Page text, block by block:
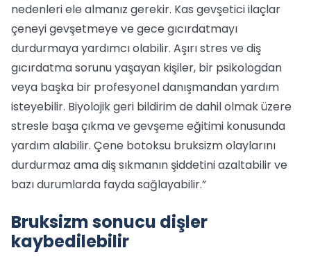
nedenleri ele almanız gerekir. Kas gevşetici ilaçlar
çeneyi gevşetmeye ve gece gıcırdatmayı
durdurmaya yardımcı olabilir. Aşırı stres ve diş
gıcırdatma sorunu yaşayan kişiler, bir psikologdan
veya başka bir profesyonel danışmandan yardım
isteyebilir. Biyolojik geri bildirim de dahil olmak üzere
stresle başa çıkma ve gevşeme eğitimi konusunda
yardım alabilir. Çene botoksu bruksizm olaylarını
durdurmaz ama diş sıkmanın şiddetini azaltabilir ve
bazı durumlarda fayda sağlayabilir.”
Bruksizm sonucu dişler
kaybedilebilir